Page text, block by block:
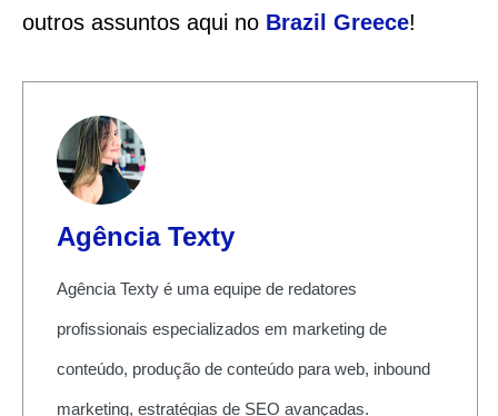
outros assuntos aqui no Brazil Greece!
Agência Texty
Agência Texty é uma equipe de redatores
profissionais especializados em marketing de
conteúdo, produção de conteúdo para web, inbound
marketing, estratégias de SEO avançadas.